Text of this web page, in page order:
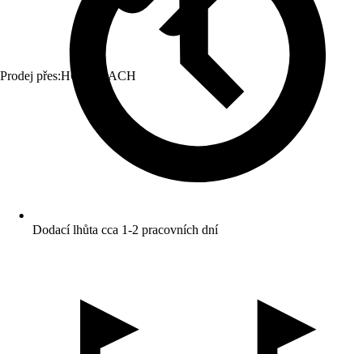
Prodej přes:HORNBACH
Dodací lhůta cca 1-2 pracovních dní